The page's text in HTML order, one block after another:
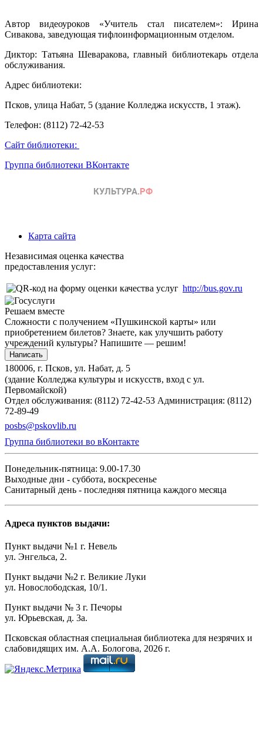
Автор видеоуроков «Учитель стал писателем»: Ирина
Сивакова, заведующая тифлоинформационным отделом.
Диктор: Татьяна Шеваракова, главный библиотекарь отдела
обслуживания.
Адрес библиотеки:
Псков, улица Набат, 5 (здание Колледжа искусств, 1 этаж).
Телефон: (8112) 72-42-53
Сайт библиотеки:
Группа библиотеки ВКонтакте
Карта сайта
Независимая оценка качества
предоставления услуг:
http://bus.gov.ru
Решаем вместе
Сложности с получением «Пушкинской карты» или
приобретением билетов? Знаете, как улучшить работу
учреждений культуры? Напишите — решим!
Написать
180006, г. Псков, ул. Набат, д. 5
(здание Колледжа культуры и искусств, вход с ул.
Первомайской)
Отдел обслуживания: (8112) 72-42-53 Администрация: (8112)
72-89-49
posbs@pskovlib.ru
Группа библиотеки во вКонтакте
Понедельник-пятница: 9.00-17.30
Выходные дни - суббота, воскресенье
Санитарный день - последняя пятница каждого месяца
Адреса пунктов выдачи:
Пункт выдачи №1 г. Невель
ул. Энгельса, 2.
Пункт выдачи №2 г. Великие Луки
ул. Новослободская, 10/1.
Пункт выдачи № 3 г. Печоры
ул. Юрьевская, д. 3а.
Псковская областная специальная библиотека для незрячих и
слабовидящих им. А.А. Бологова, 2026 г.